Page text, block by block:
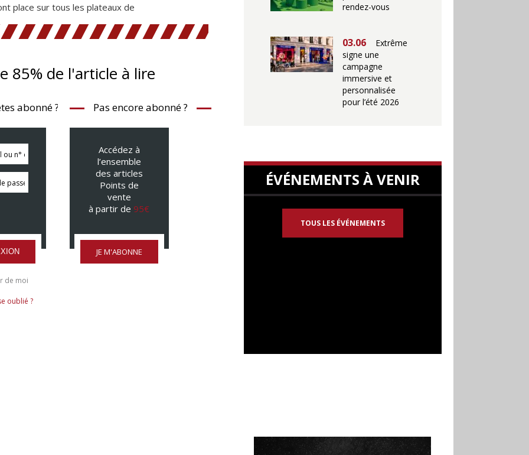
place sur tous les plateaux de
85% de l'article à lire
abonné ?
de moi
oublié ?
Pas encore abonné ?
Accédez à
l’ensemble
des articles
Points de
vente
à partir de 95€
JE M'ABONNE
rendez-vous
03.06
Extrême
signe une
campagne
immersive et
personnalisée
pour l’été 2026
ÉVÉNEMENTS À VENIR
TOUS LES ÉVÉNEMENTS